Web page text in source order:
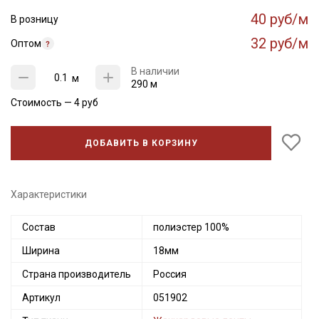
В розницу 40 руб/м
Оптом 32 руб/м
м
В наличии
290 м
Стоимость — 4руб
ДОБАВИТЬ В КОРЗИНУ
Характеристики
Состав полиэстер 100%
Ширина 18мм
Страна производитель Россия
Артикул 051902